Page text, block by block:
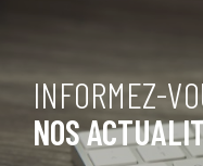
INFORMEZ-
NOS